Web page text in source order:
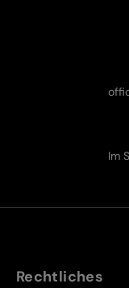
Im
Rechtliches